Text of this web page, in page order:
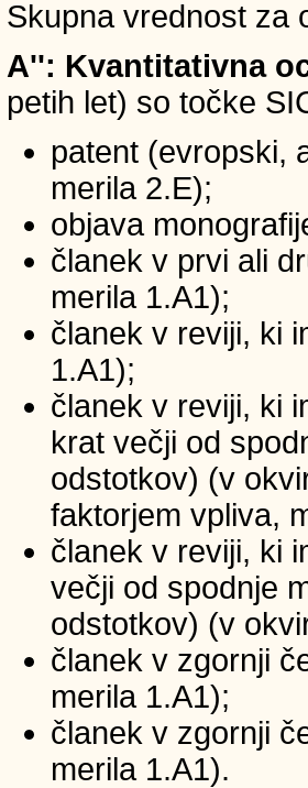
Skupna vrednost za
A'': Kvantitativna
petih let) so točke
patent (evropski,
merila 2.E);
objava
članek v prvi ali
merila 1.A1);
članek v reviji, ki
1.A1);
članek v reviji, ki
krat večji od
odstotkov) (v
faktorjem vpliva,
članek v reviji, ki
večji od spodnje
odstotkov) (v
članek v zgornji
merila 1.A1);
članek v zgornji
merila 1.A1).